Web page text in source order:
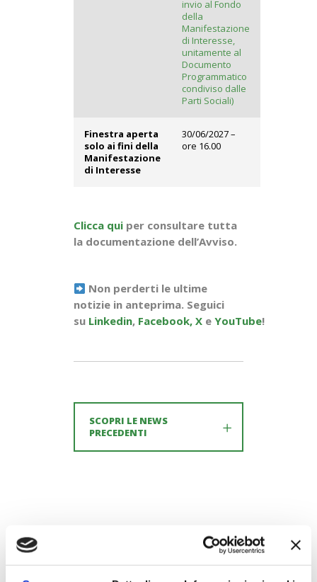
invio al Fondo
della
Manifestazione
di Interesse,
unitamente al
Documento
Programmatico
condiviso dalle
Parti Sociali)
Finestra aperta
solo ai fini della
Manifestazione
di Interesse
30/06/2027 –
ore 16.00
Clicca qui per consultare tutta
la documentazione dell’Avviso.
Non perderti le ultime
notizie in anteprima. Seguici
su Linkedin, Facebook, X e YouTube!
SCOPRI LE NEWS
PRECEDENTI